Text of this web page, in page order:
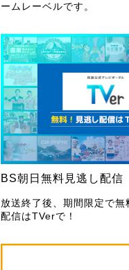
ームレーベルです。
BS朝日無料見逃し配信
放送終了後、期間限定で無
配信はTVerで！